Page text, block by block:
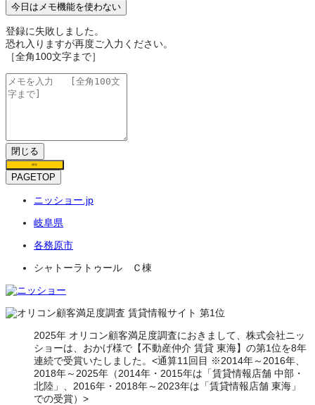
今日はメモ機能を使わない
登録に失敗しました。
恐れ入りますが再度ご入力ください。
［全角100文字まで］
閉じる
保存
PAGETOP
ニッショー.jp
岐阜県
各務原市
シャトーラトゥール Ｃ棟
2025年 オリコン顧客満足度調査におきまして、株式会社ニッ
ショーは、おかげ様で【不動産仲介 賃貸 東海】の第1位を8年
連続で受賞いたしました。<通算11回目 ※2014年～2016年、
2018年～2025年（2014年・2015年は「賃貸情報店舗 中部・
北陸」、2016年・2018年～2023年は「賃貸情報店舗 東海」
での受賞）>